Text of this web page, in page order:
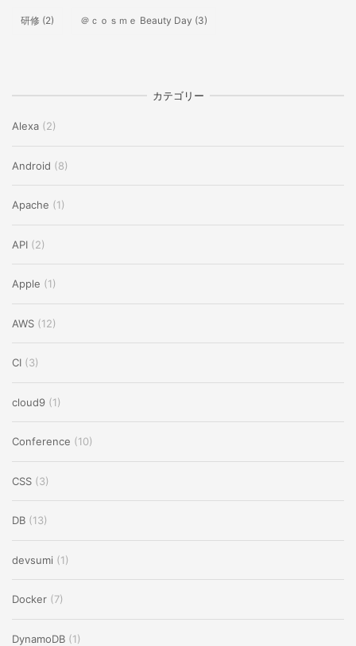
研修 (2) ＠ｃｏｓｍｅ Beauty Day (3)
カテゴリー
Alexa (2)
Android (8)
Apache (1)
API (2)
Apple (1)
AWS (12)
CI (3)
cloud9 (1)
Conference (10)
CSS (3)
DB (13)
devsumi (1)
Docker (7)
DynamoDB (1)